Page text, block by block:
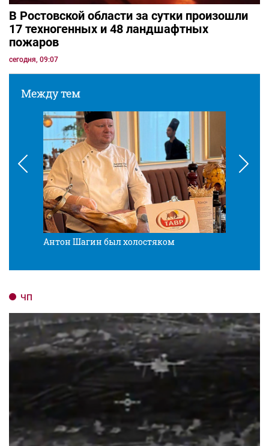
В Ростовской области за сутки произошли
17 техногенных и 48 ландшафтных
пожаров
сегодня, 09:07
Между тем
Антон Шагин был холостяком
ЧП